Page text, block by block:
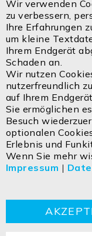
Deutschland:
Tel.: + 49 810
Email:
Email:
www.isoled.shop
ISOLED FIAI
Egerbach 48
A-6334
AGBsCookie
Wir verwenden
zu verbessern,
Ihre Erfahrungen
um kleine
Ihrem Endgerät
Schaden an.
Wir nutzen
nutzerfreundlich
auf Ihrem
Sie ermöglichen
Besuch
optionalen
Erlebnis und
Wenn Sie mehr
Impressum |